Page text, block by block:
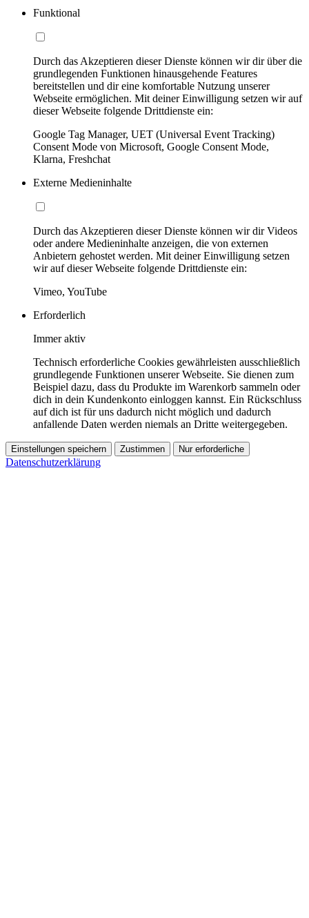
Funktional
Durch das Akzeptieren dieser Dienste können wir dir über die
grundlegenden Funktionen hinausgehende Features
bereitstellen und dir eine komfortable Nutzung unserer
Webseite ermöglichen. Mit deiner Einwilligung setzen wir auf
dieser Webseite folgende Drittdienste ein:
Google Tag Manager, UET (Universal Event Tracking)
Consent Mode von Microsoft, Google Consent Mode,
Klarna, Freshchat
Externe Medieninhalte
Durch das Akzeptieren dieser Dienste können wir dir Videos
oder andere Medieninhalte anzeigen, die von externen
Anbietern gehostet werden. Mit deiner Einwilligung setzen
wir auf dieser Webseite folgende Drittdienste ein:
Vimeo, YouTube
Erforderlich
Immer aktiv
Technisch erforderliche Cookies gewährleisten ausschließlich
grundlegende Funktionen unserer Webseite. Sie dienen zum
Beispiel dazu, dass du Produkte im Warenkorb sammeln oder
dich in dein Kundenkonto einloggen kannst. Ein Rückschluss
auf dich ist für uns dadurch nicht möglich und dadurch
anfallende Daten werden niemals an Dritte weitergegeben.
Einstellungen speichern Zustimmen Nur erforderliche
Datenschutzerklärung